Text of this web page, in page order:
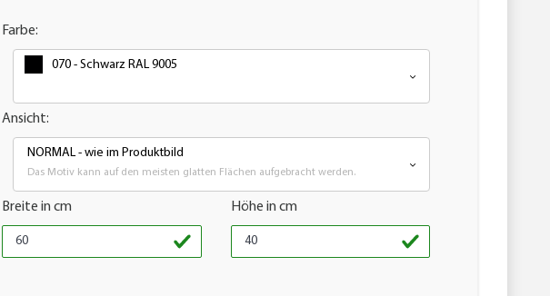
Farbe:
070 - Schwarz RAL 9005
Ansicht:
NORMAL - wie im Produktbild
Das Motiv kann auf den meisten glatten Flächen aufgebracht werden.
Breite in cm Höhe in cm